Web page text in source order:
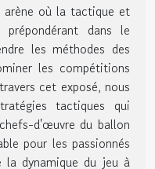
où la tactique et
dans le
les méthodes des
les compétitions
cet exposé, nous
tactiques qui
d'œuvre du ballon
pour les passionnés
dynamique du jeu à